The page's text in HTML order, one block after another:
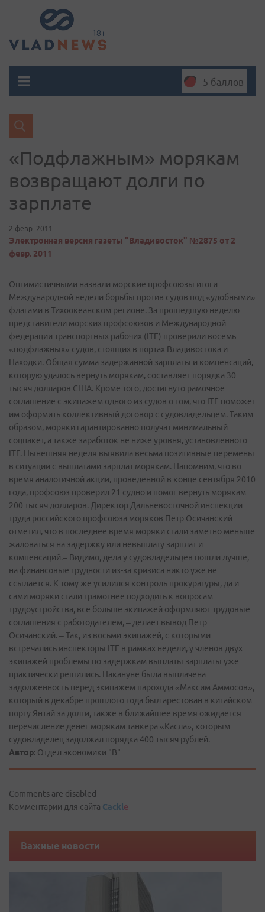
5 баллов
«Подфлажным» морякам
возвращают долги по
зарплате
2 февр. 2011
Электронная версия газеты "Владивосток" №2875 от 2
февр. 2011
Оптимистичными назвали морские профсоюзы итоги
Международной недели борьбы против судов под «удобными»
флагами в Тихоокеанском регионе. За прошедшую неделю
представители морских профсоюзов и Международной
федерации транспортных рабочих (ITF) проверили восемь
«подфлажных» судов, стоящих в портах Владивостока и
Находки. Общая сумма задержанной зарплаты и компенсаций,
которую удалось вернуть морякам, составляет порядка 30
тысяч долларов США. Кроме того, достигнуто рамочное
соглашение с экипажем одного из судов о том, что ITF поможет
им оформить коллективный договор с судовладельцем. Таким
образом, моряки гарантированно получат минимальный
соцпакет, а также заработок не ниже уровня, установленного
ITF. Нынешняя неделя выявила весьма позитивные перемены
в ситуации с выплатами зарплат морякам. Напомним, что во
время аналогичной акции, проведенной в конце сентября 2010
года, профсоюз проверил 21 судно и помог вернуть морякам
200 тысяч долларов. Директор Дальневосточной инспекции
труда российского профсоюза моряков Петр Осичанский
отметил, что в последнее время моряки стали заметно меньше
жаловаться на задержку или невыплату зарплат и
компенсаций.– Видимо, дела у судовладельцев пошли лучше,
на финансовые трудности из-за кризиса никто уже не
ссылается. К тому же усилился контроль прокуратуры, да и
сами моряки стали грамотнее подходить к вопросам
трудоустройства, все больше экипажей оформляют трудовые
соглашения с работодателем, – делает вывод Петр
Осичанский. – Так, из восьми экипажей, с которыми
встречались инспекторы ITF в рамках недели, у членов двух
экипажей проблемы по задержкам выплаты зарплаты уже
практически решились. Накануне была выплачена
задолженность перед экипажем парохода «Максим Аммосов»,
который в декабре прошлого года был арестован в китайском
порту Янтай за долги, также в ближайшее время ожидается
перечисление денег морякам танкера «Касла», которым
судовладелец задолжал порядка 400 тысяч рублей.
Автор: Отдел экономики "В"
Comments are disabled
Комментарии для сайта Cackle
Важные новости